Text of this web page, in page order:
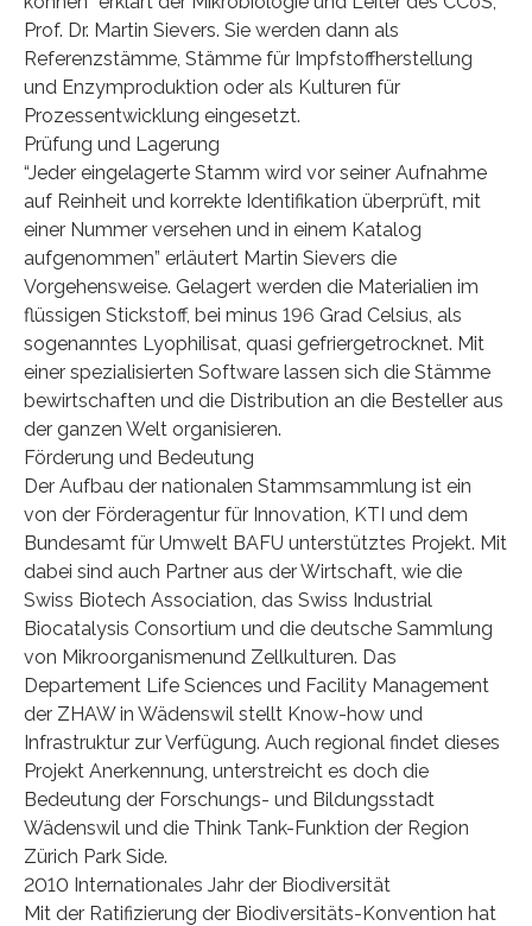
Prof. Dr. Martin Sievers. Sie werden dann als
Referenzstämme, Stämme für Impfstoffherstellung
und Enzymproduktion oder als Kulturen für
Prozessentwicklung eingesetzt.
Prüfung und Lagerung
“Jeder eingelagerte Stamm wird vor seiner Aufnahme
auf Reinheit und korrekte Identifikation überprüft, mit
einer Nummer versehen und in einem Katalog
aufgenommen” erläutert Martin Sievers die
Vorgehensweise. Gelagert werden die Materialien im
flüssigen Stickstoff, bei minus 196 Grad Celsius, als
sogenanntes Lyophilisat, quasi gefriergetrocknet. Mit
einer spezialisierten Software lassen sich die Stämme
bewirtschaften und die Distribution an die Besteller aus
der ganzen Welt organisieren.
Förderung und Bedeutung
Der Aufbau der nationalen Stammsammlung ist ein
von der Förderagentur für Innovation, KTI und dem
Bundesamt für Umwelt BAFU unterstütztes Projekt. Mit
dabei sind auch Partner aus der Wirtschaft, wie die
Swiss Biotech Association, das Swiss Industrial
Biocatalysis Consortium und die deutsche Sammlung
von Mikroorganismenund Zellkulturen. Das
Departement Life Sciences und Facility Management
der ZHAW in Wädenswil stellt Know-how und
Infrastruktur zur Verfügung. Auch regional findet dieses
Projekt Anerkennung, unterstreicht es doch die
Bedeutung der Forschungs- und Bildungsstadt
Wädenswil und die Think Tank-Funktion der Region
Zürich Park Side.
2010 Internationales Jahr der Biodiversität
Mit der Ratifizierung der Biodiversitäts-Konvention hat